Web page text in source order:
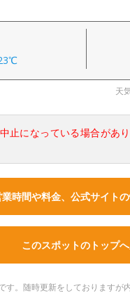
天
止になっている場合があ
時間や料金、公式サイト
このスポットのトップ
。随時更新をしておりますが